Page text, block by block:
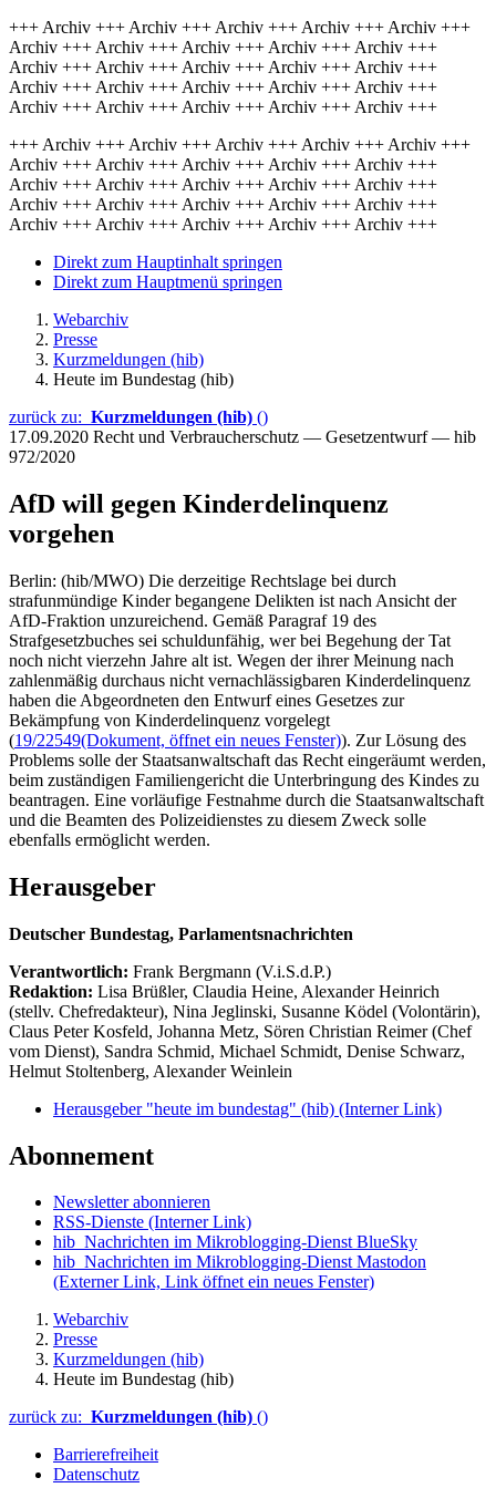
+++ Archiv +++ Archiv +++ Archiv +++ Archiv +++ Archiv +++
Archiv +++ Archiv +++ Archiv +++ Archiv +++ Archiv +++
Archiv +++ Archiv +++ Archiv +++ Archiv +++ Archiv +++
Archiv +++ Archiv +++ Archiv +++ Archiv +++ Archiv +++
Archiv +++ Archiv +++ Archiv +++ Archiv +++ Archiv +++
+++ Archiv +++ Archiv +++ Archiv +++ Archiv +++ Archiv +++
Archiv +++ Archiv +++ Archiv +++ Archiv +++ Archiv +++
Archiv +++ Archiv +++ Archiv +++ Archiv +++ Archiv +++
Archiv +++ Archiv +++ Archiv +++ Archiv +++ Archiv +++
Archiv +++ Archiv +++ Archiv +++ Archiv +++ Archiv +++
Direkt zum Hauptinhalt springen
Direkt zum Hauptmenü springen
Webarchiv
Presse
Kurzmeldungen (hib)
Heute im Bundestag (hib)
zurück zu: Kurzmeldungen (hib) ()
17.09.2020 Recht und Verbraucherschutz — Gesetzentwurf — hib
972/2020
AfD will gegen Kinderdelinquenz
vorgehen
Berlin: (hib/MWO) Die derzeitige Rechtslage bei durch
strafunmündige Kinder begangene Delikten ist nach Ansicht der
AfD-Fraktion unzureichend. Gemäß Paragraf 19 des
Strafgesetzbuches sei schuldunfähig, wer bei Begehung der Tat
noch nicht vierzehn Jahre alt ist. Wegen der ihrer Meinung nach
zahlenmäßig durchaus nicht vernachlässigbaren Kinderdelinquenz
haben die Abgeordneten den Entwurf eines Gesetzes zur
Bekämpfung von Kinderdelinquenz vorgelegt
(19/22549(Dokument, öffnet ein neues Fenster)). Zur Lösung des
Problems solle der Staatsanwaltschaft das Recht eingeräumt werden,
beim zuständigen Familiengericht die Unterbringung des Kindes zu
beantragen. Eine vorläufige Festnahme durch die Staatsanwaltschaft
und die Beamten des Polizeidienstes zu diesem Zweck solle
ebenfalls ermöglicht werden.
Herausgeber
Deutscher Bundestag, Parlamentsnachrichten
Verantwortlich: Frank Bergmann (V.i.S.d.P.)
Redaktion: Lisa Brüßler, Claudia Heine, Alexander Heinrich
(stellv. Chefredakteur), Nina Jeglinski, Susanne Ködel (Volontärin),
Claus Peter Kosfeld, Johanna Metz, Sören Christian Reimer (Chef
vom Dienst), Sandra Schmid, Michael Schmidt, Denise Schwarz,
Helmut Stoltenberg, Alexander Weinlein
Herausgeber "heute im bundestag" (hib) (Interner Link)
Abonnement
Newsletter abonnieren
RSS-Dienste (Interner Link)
hib_Nachrichten im Mikroblogging-Dienst BlueSky
hib_Nachrichten im Mikroblogging-Dienst Mastodon
(Externer Link, Link öffnet ein neues Fenster)
Webarchiv
Presse
Kurzmeldungen (hib)
Heute im Bundestag (hib)
zurück zu: Kurzmeldungen (hib) ()
Barrierefreiheit
Datenschutz